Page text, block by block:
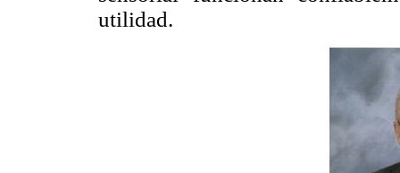
utilidad.